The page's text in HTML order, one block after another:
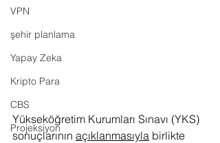
VPN
şehir planlama
Yapay Zeka
Kripto Para
CBS
Projeksiyon
Yükseköğretim Kurumları Sınavı (YKS)
sonuçlarının açıklanmasıyla birlikte